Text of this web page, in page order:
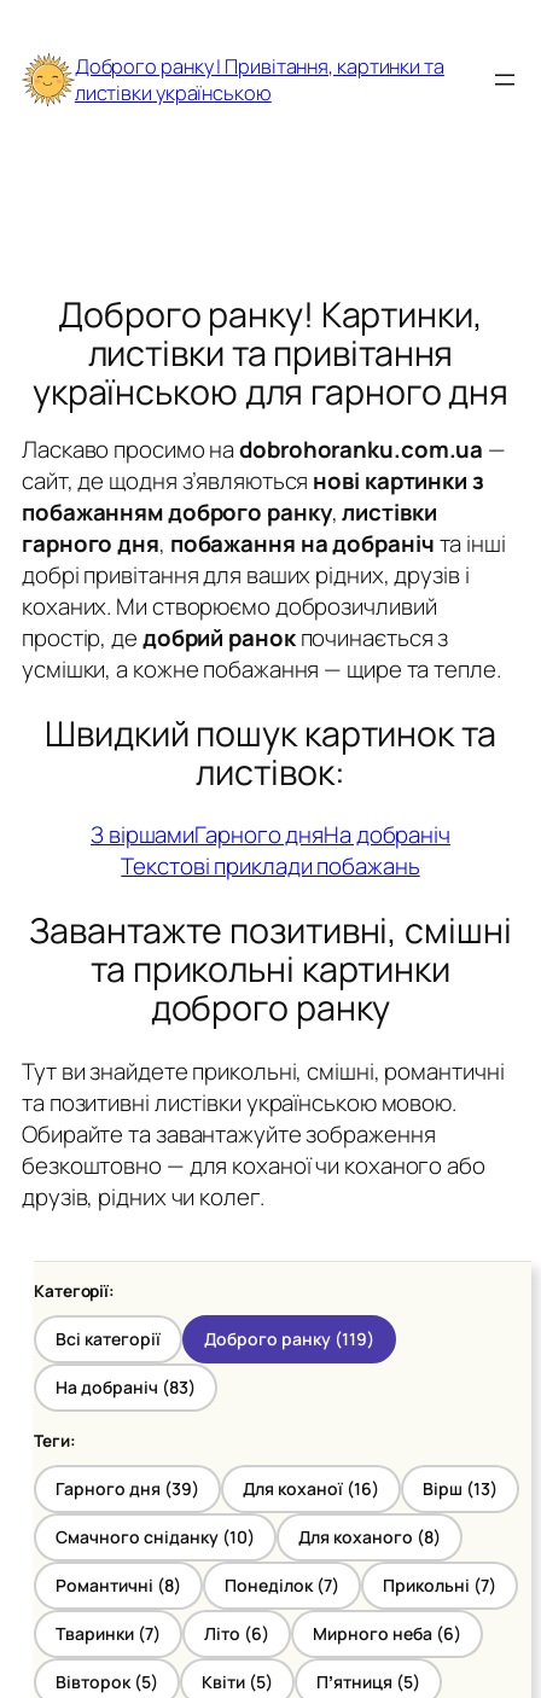
до
вмісту
Доброго ранку | Привітання, картинки та
листівки українською
Доброго ранку! Картинки,
листівки та привітання
українською для гарного дня
Ласкаво просимо наdobrohoranku.com.ua —
сайт, де щодня з’являються нові картинки з
побажанням доброго ранку,листівки
гарного дня, побажання на добранічта інші
добрі привітання для ваших рідних, друзів і
коханих. Ми створюємо доброзичливий
простір, дедобрий ранокпочинається з
усмішки, а кожне побажання — щире та тепле.
Швидкий пошук картинок та
листівок:
З віршамиГарного дняНа добраніч
Текстові приклади побажань
Завантажте позитивні, смішні
та прикольні картинки
доброго ранку
Тут ви знайдете прикольні, смішні, романтичні
та позитивні листівки українською мовою.
Обирайте та завантажуйте зображення
безкоштовно — для коханої чи коханого або
друзів, рідних чи колег.
Категорії:
Всі категорії Доброго ранку (119)
На добраніч (83)
Теги:
Гарного дня (39) Для коханої (16) Вірш (13)
Смачного сніданку (10) Для коханого (8)
Романтичні (8) Понеділок (7) Прикольні (7)
Тваринки (7) Літо (6) Мирного неба (6)
Вівторок (5) Квіти (5) Пʼятниця (5)